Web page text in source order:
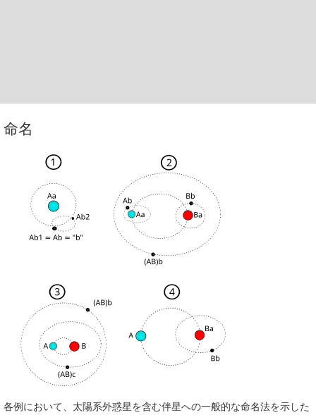
命名
各例において、太陽系外惑星を含む伴星への一般的な命名法を示した